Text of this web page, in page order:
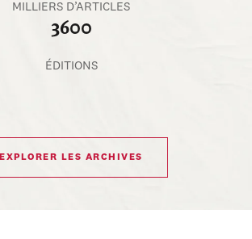
MILLIERS D’ARTICLES
3600
ÉDITIONS
EXPLORER LES ARCHIVES